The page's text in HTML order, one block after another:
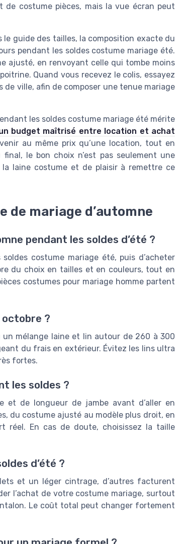
de costume pièces, mais la vue écran peut
guide des tailles, la composition exacte du
pendant les soldes costume mariage été.
ajusté, en renvoyant celle qui tombe moins
Quand vous recevez le colis, essayez
ville, afin de composer une tenue mariage
les soldes costume mariage été mérite
budget maîtrisé entre location et achat
au même prix qu’une location, tout en
le bon choix n’est pas seulement une
laine costume et de plaisir à remettre ce
de mariage d’automne
pendant les soldes d’été ?
costume mariage été, puis d’acheter
du choix en tailles et en couleurs, tout en
costumes pour mariage homme partent
octobre ?
un mélange laine et lin autour de 260 à 300
du frais en extérieur. Évitez les lins ultra
fortes.
les soldes ?
et de longueur de jambe avant d’aller en
du costume ajusté au modèle plus droit, en
réel. En cas de doute, choisissez la taille
d’été ?
et un léger cintrage, d’autres facturent
l’achat de votre costume mariage, surtout
Le coût total peut changer fortement